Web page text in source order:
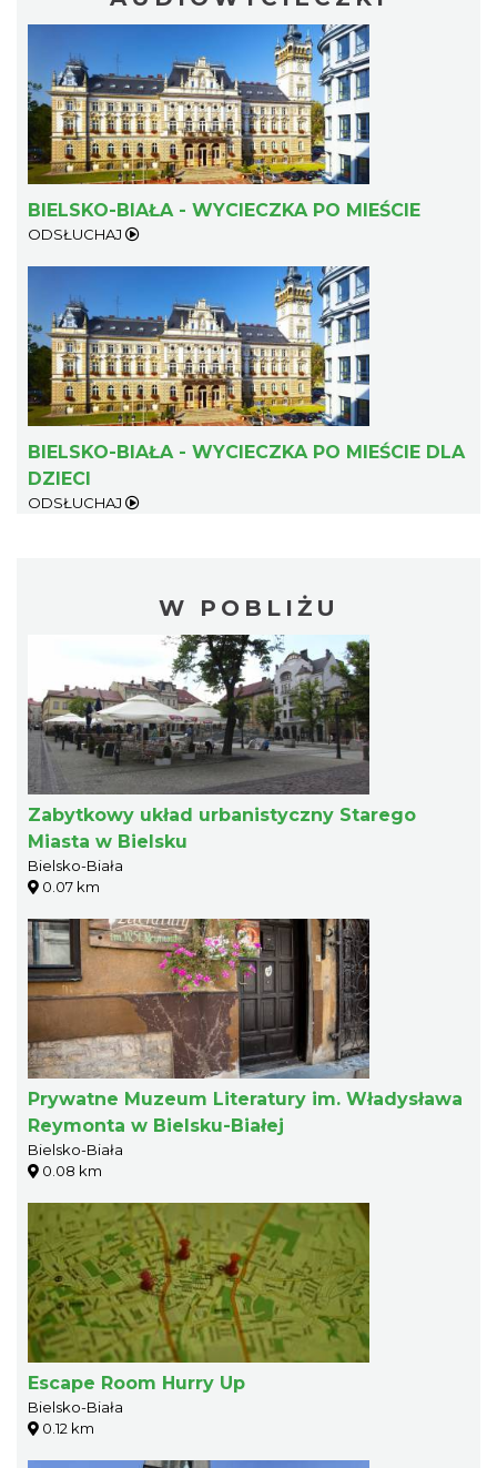
BIELSKO-BIAŁA - WYCIECZKA PO MIEŚCIE
ODSŁUCHAJ
BIELSKO-BIAŁA - WYCIECZKA PO MIEŚCIE DLA
DZIECI
ODSŁUCHAJ
W POBLIŻU
Zabytkowy układ urbanistyczny Starego
Miasta w Bielsku
Bielsko-Biała
0.07 km
Prywatne Muzeum Literatury im. Władysława
Reymonta w Bielsku-Białej
Bielsko-Biała
0.08 km
Escape Room Hurry Up
Bielsko-Biała
0.12 km